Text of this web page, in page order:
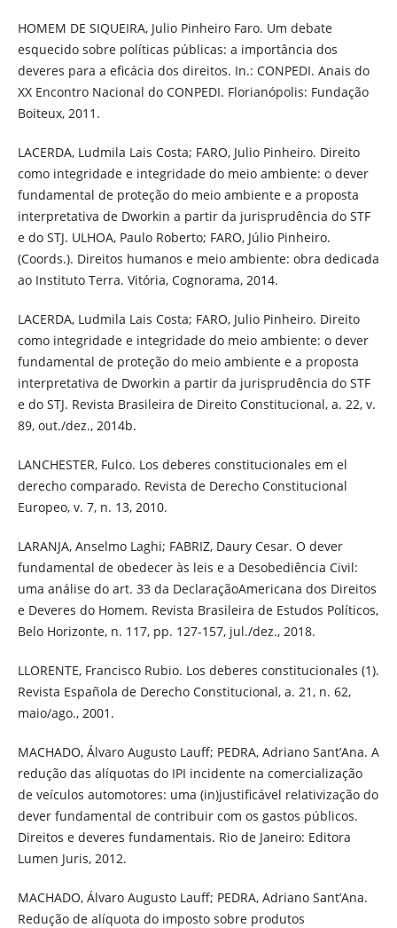
HOMEM DE SIQUEIRA, Julio Pinheiro Faro. Um debate
esquecido sobre políticas públicas: a importância dos
deveres para a eficácia dos direitos. In.: CONPEDI. Anais do
XX Encontro Nacional do CONPEDI. Florianópolis: Fundação
Boiteux, 2011.
LACERDA, Ludmila Lais Costa; FARO, Julio Pinheiro. Direito
como integridade e integridade do meio ambiente: o dever
fundamental de proteção do meio ambiente e a proposta
interpretativa de Dworkin a partir da jurisprudência do STF
e do STJ. ULHOA, Paulo Roberto; FARO, Júlio Pinheiro.
(Coords.). Direitos humanos e meio ambiente: obra dedicada
ao Instituto Terra. Vitória, Cognorama, 2014.
LACERDA, Ludmila Lais Costa; FARO, Julio Pinheiro. Direito
como integridade e integridade do meio ambiente: o dever
fundamental de proteção do meio ambiente e a proposta
interpretativa de Dworkin a partir da jurisprudência do STF
e do STJ. Revista Brasileira de Direito Constitucional, a. 22, v.
89, out./dez., 2014b.
LANCHESTER, Fulco. Los deberes constitucionales em el
derecho comparado. Revista de Derecho Constitucional
Europeo, v. 7, n. 13, 2010.
LARANJA, Anselmo Laghi; FABRIZ, Daury Cesar. O dever
fundamental de obedecer às leis e a Desobediência Civil:
uma análise do art. 33 da DeclaraçãoAmericana dos Direitos
e Deveres do Homem. Revista Brasileira de Estudos Políticos,
Belo Horizonte, n. 117, pp. 127-157, jul./dez., 2018.
LLORENTE, Francisco Rubio. Los deberes constitucionales (1).
Revista Española de Derecho Constitucional, a. 21, n. 62,
maio/ago., 2001.
MACHADO, Álvaro Augusto Lauff; PEDRA, Adriano Sant’Ana. A
redução das alíquotas do IPI incidente na comercialização
de veículos automotores: uma (in)justificável relativização do
dever fundamental de contribuir com os gastos públicos.
Direitos e deveres fundamentais. Rio de Janeiro: Editora
Lumen Juris, 2012.
MACHADO, Álvaro Augusto Lauff; PEDRA, Adriano Sant’Ana.
Redução de alíquota do imposto sobre produtos